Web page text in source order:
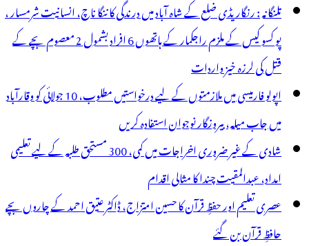
تلنگانہ : رنگاریڈی ضلع کے شاہ آباد میں درندگی کا ننگا ناچ، انسانیت شرمسار ،
پو کسو کیس کے ملزم راجکمار کے ہاتھوں 6 افراد بشمول 2 معصوم بچے کے
قتل کی لرزہ خیز واردات
اپولو فارمیسی میں ملازمتوں کے لیے درخواستیں مطلوب، 10 جولائی کو وقارآباد
میں جاب میلہ، بیروزگار نوجوان استفادہ کریں
شادی کے غیر ضروری اخراجات میں کمی، 300 مستحق طلبہ کے لیے تعلیمی
امداد، عبدالمقیت چندا کا مثالی اقدام
عصری تعلیم اور حفظِ قرآن کا حسین امتزاج، ڈاکٹر عتیق احمد کے چاروں بچے
حافظِ قرآن بن گئے